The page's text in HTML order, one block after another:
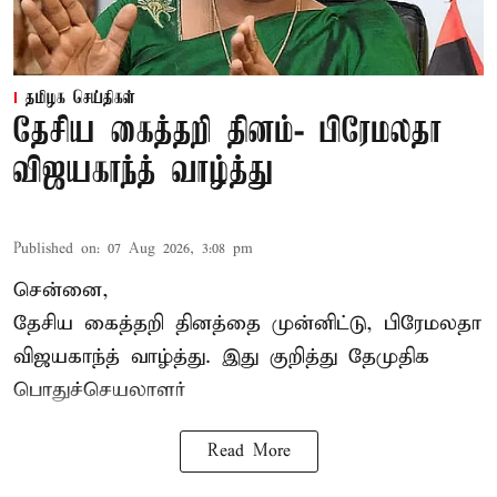
தமிழக செய்திகள்
தேசிய கைத்தறி தினம்- பிரேமலதா
விஜயகாந்த் வாழ்த்து
Published on: 07 Aug 2026, 3:08 pm
சென்னை,
தேசிய கைத்தறி தினத்தை முன்னிட்டு, பிரேமலதா
விஜயகாந்த் வாழ்த்து. இது குறித்து தேமுதிக
பொதுச்செயலாளர்
Read More